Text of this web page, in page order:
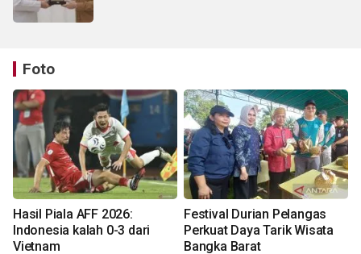
Foto
Hasil Piala AFF 2026:
Indonesia kalah 0-3 dari
Vietnam
Festival Durian Pelangas
Perkuat Daya Tarik Wisata
Bangka Barat